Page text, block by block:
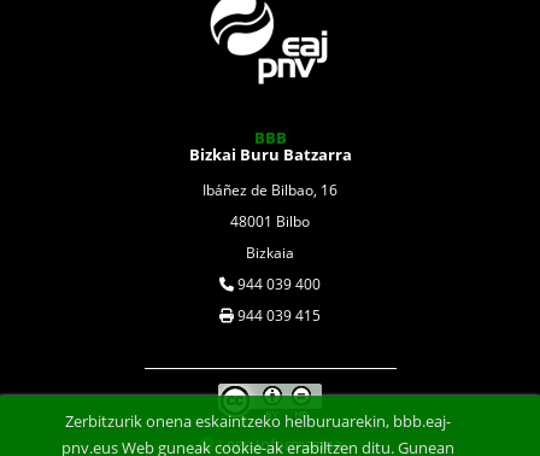
BBB
Bizkai Buru Batzarra
Ibáñez de Bilbao, 16
48001 Bilbo
Bizkaia
944 039 400
944 039 415
Lege Informazioa
Zerbitzurik onena eskaintzeko helburuarekin, bbb.eaj-
pnv.eus Web guneak cookie-ak erabiltzen ditu. Gunean